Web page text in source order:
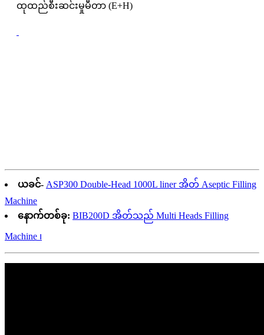
ထုထည်စီးဆင်းမှုမီတာ (E+H)
ယခင်- ASP300 Double-Head 1000L liner အိတ် Aseptic Filling
Machine
နောက်တစ်ခု: BIB200D အိတ်သည် Multi Heads Filling
Machine ၊